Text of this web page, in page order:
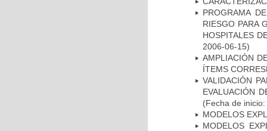
PROGRAMA
RIESGO PARA
HOSPITALES
2006-06-15)
AMPLIACIÓN
ÍTEMS
VALIDACIÓN
EVALUACIÓN
(Fecha de
MODELOS
MODELOS